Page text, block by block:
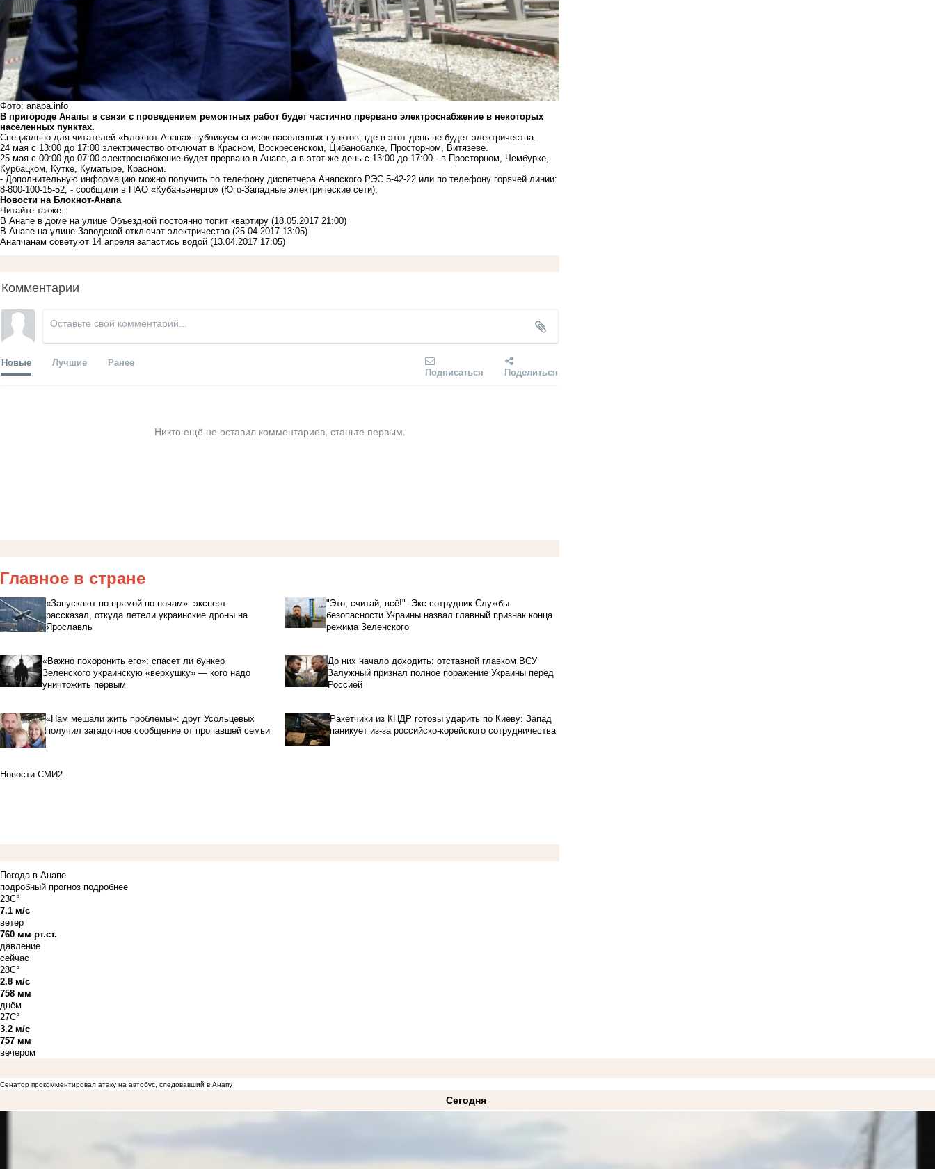
Фото: anapa.info
В пригороде Анапы в связи с проведением ремонтных работ будет частично прервано электроснабжение в некоторых
населенных пунктах.
Специально для читателей «Блокнот Анапа» публикуем список населенных пунктов, где в этот день не будет электричества.
24 мая с 13:00 до 17:00 электричество отключат в Красном, Воскресенском, Цибанобалке, Просторном, Витязеве.
25 мая с 00:00 до 07:00 электроснабжение будет прервано в Анапе, а в этот же день с 13:00 до 17:00 - в Просторном, Чембурке,
Курбацком, Кутке, Куматыре, Красном.
- Дополнительную информацию можно получить по телефону диспетчера Анапского РЭС 5-42-22 или по телефону горячей линии:
8-800-100-15-52, - сообщили в ПАО «Кубаньэнерго» (Юго-Западные электрические сети).
Новости на Блoкнoт-Анапа
Читайте также:
В Анапе в доме на улице Объездной постоянно топит квартиру (18.05.2017 21:00)
В Анапе на улице Заводской отключат электричество (25.04.2017 13:05)
Анапчанам советуют 14 апреля запастись водой (13.04.2017 17:05)
Комментарии
Новые Лучшие Ранее
Подписаться Поделиться
Никто ещё не оставил комментариев, станьте первым.
Главное в стране
«Запускают по прямой по ночам»: эксперт
рассказал, откуда летели украинские дроны на
Ярославль
"Это, считай, всё!": Экс-сотрудник Службы
безопасности Украины назвал главный признак конца
режима Зеленского
«Важно похоронить его»: спасет ли бункер
Зеленского украинскую «верхушку» — кого надо
уничтожить первым
До них начало доходить: отставной главком ВСУ
Залужный признал полное поражение Украины перед
Россией
«Нам мешали жить проблемы»: друг Усольцевых
получил загадочное сообщение от пропавшей семьи
Ракетчики из КНДР готовы ударить по Киеву: Запад
паникует из-за российско-корейского сотрудничества
Новости СМИ2
Погода в Анапе
подробный прогноз подробнее
23C°
7.1 м/с
ветер
760 мм рт.ст.
давление
сейчас
28C°
2.8 м/с
758 мм
днём
27C°
3.2 м/с
757 мм
вечером
Сенатор прокомментировал атаку на автобус, следовавший в Анапу
Сегодня